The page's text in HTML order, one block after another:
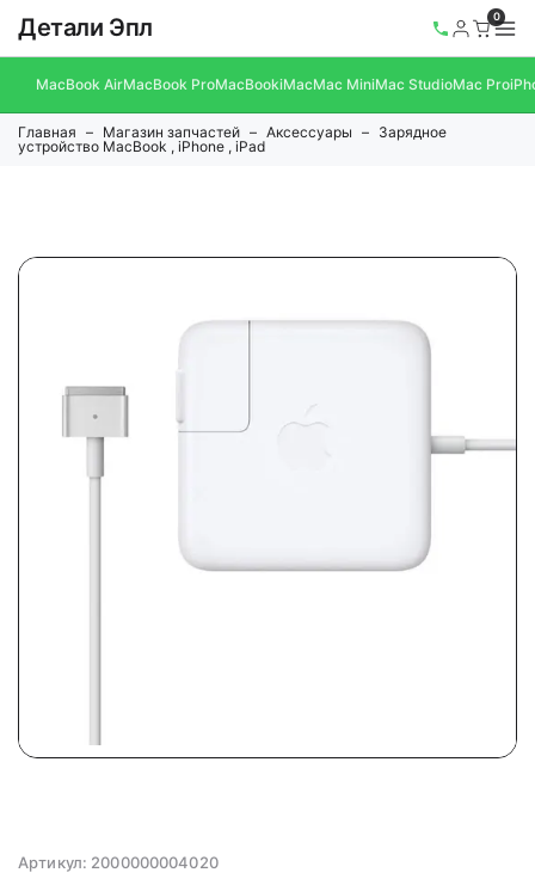
Детали Эпл 0
MacBook AirMacBook ProMacBookiMacMac MiniMac StudioMac Pro
Главная Магазин запчастей Аксессуары
Зарядное
устройство MacBook , iPhone , iPad
Артикул: 2000000004020